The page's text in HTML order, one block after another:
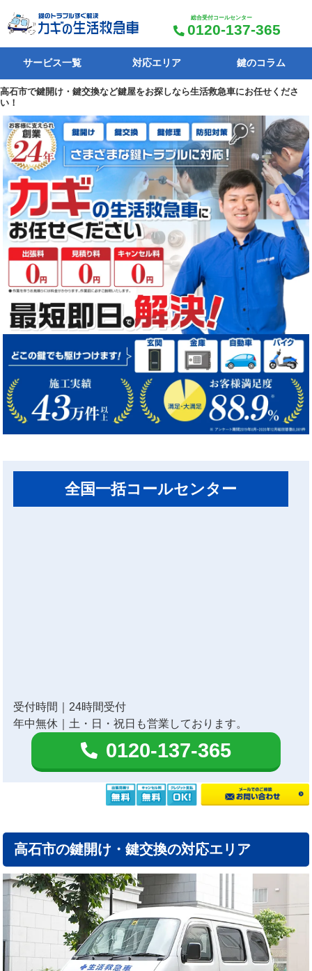
総合受付コールセンター
0120-137-365
サービス一覧 対応エリア 鍵のコラム
高石市で鍵開け・鍵交換など鍵屋をお探しなら生活救急車にお任せくださ
い！
全国一括コールセンター
受付時間｜24時間受付
年中無休｜土・日・祝日も営業しております。
0120-137-365
高石市の鍵開け・鍵交換の対応エリア